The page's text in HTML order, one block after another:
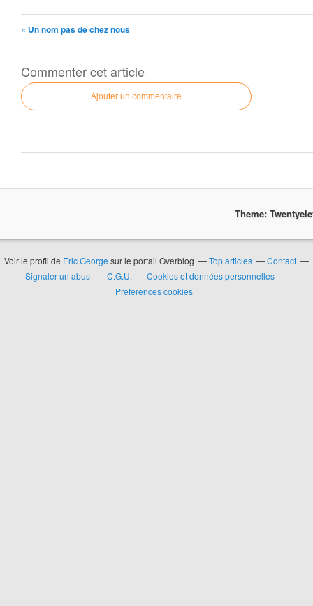
« Un nom pas de chez nous
Commenter cet article
Ajouter un commentaire
Theme:
Voir le profil de Eric George sur le portail Overblog Top articles
Contact
Signaler un abus
C.G.U.
Cookies et données personnelles
Préférences cookies